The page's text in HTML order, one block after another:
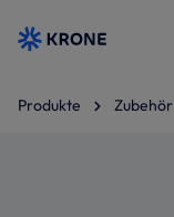
Zum Hauptinhalt springen
Produkte Zubehör